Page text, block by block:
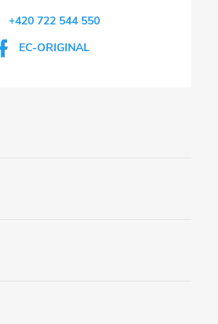
+420 722 544 550
EC-ORIGINAL